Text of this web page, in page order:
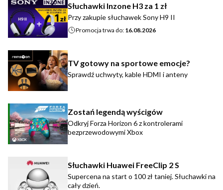
Słuchawki Inzone H3 za 1 zł
Przy zakupie słuchawek Sony H9 II
Promocja trwa do: 16.08.2026
TV gotowy na sportowe emocje?
Sprawdź uchwyty, kable HDMI i anteny
Zostań legendą wyścigów
Odkryj Forza Horizon 6 z kontrolerami
bezprzewodowymi Xbox
Słuchawki Huawei FreeClip 2 S
Supercena na start o 100 zł taniej. Słuchawki na
cały dzień.